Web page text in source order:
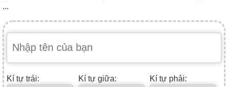
...
Kí tự trái: Kí tự giữa: Kí tự phải: